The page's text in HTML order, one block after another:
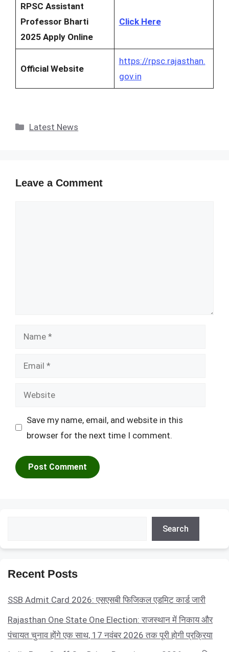
RPSC Assistant
Professor Bharti
2025 Apply Online
Click Here
Official Website
https://rpsc.rajasthan.
gov.in
Categories
Latest News
Leave a Comment
Name
Email
Website
Save my name, email, and website in this
browser for the next time I comment.
Search
Recent Posts
SSB Admit Card 2026: एसएसबी फिजिकल एडमिट कार्ड जारी
Rajasthan One State One Election: राजस्थान में निकाय और
पंचायत चुनाव होंगे एक साथ, 17 नवंबर 2026 तक पूरी होगी प्रक्रिया